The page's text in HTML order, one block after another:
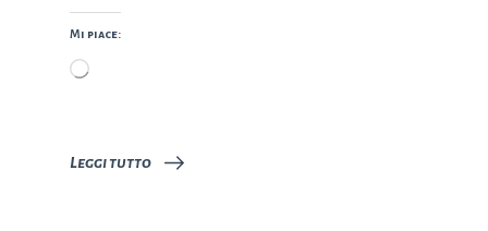
Mi piace:
Caricamento
Leggi tutto